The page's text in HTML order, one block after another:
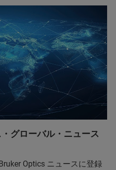
グローバル・ニュース
Optics ニュースに登録